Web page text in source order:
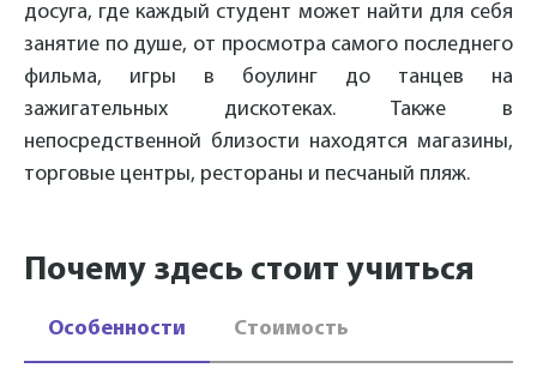
досуга, где каждый студент может найти для себя
занятие по душе, от просмотра самого последнего
фильма, игры в боулинг до танцев на
зажигательных дискотеках. Также в
непосредственной близости находятся магазины,
торговые центры, рестораны и песчаный пляж.
Почему здесь стоит учиться
Особенности Стоимость